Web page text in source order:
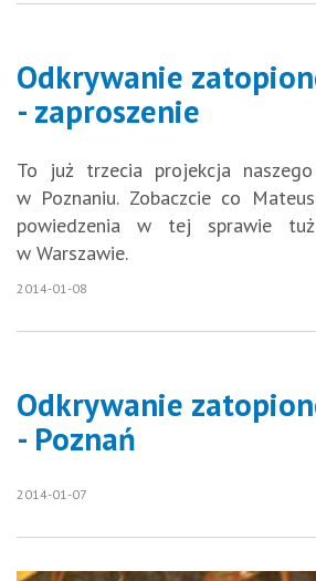
Odkrywanie
- zaproszenie
To już trzecia projekcja
w Poznaniu. Zobaczcie co
powiedzenia w tej sprawie
w Warszawie.
2014-01-08
Odkrywanie
- Poznań
2014-01-07